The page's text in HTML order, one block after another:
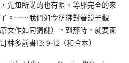
先知所講的也有限。等那完全的來
。⋯⋯我們如今彷彿對著鏡子觀
文作如同猜謎）。到那時，就要面
多前書13: 9-12（和合本）